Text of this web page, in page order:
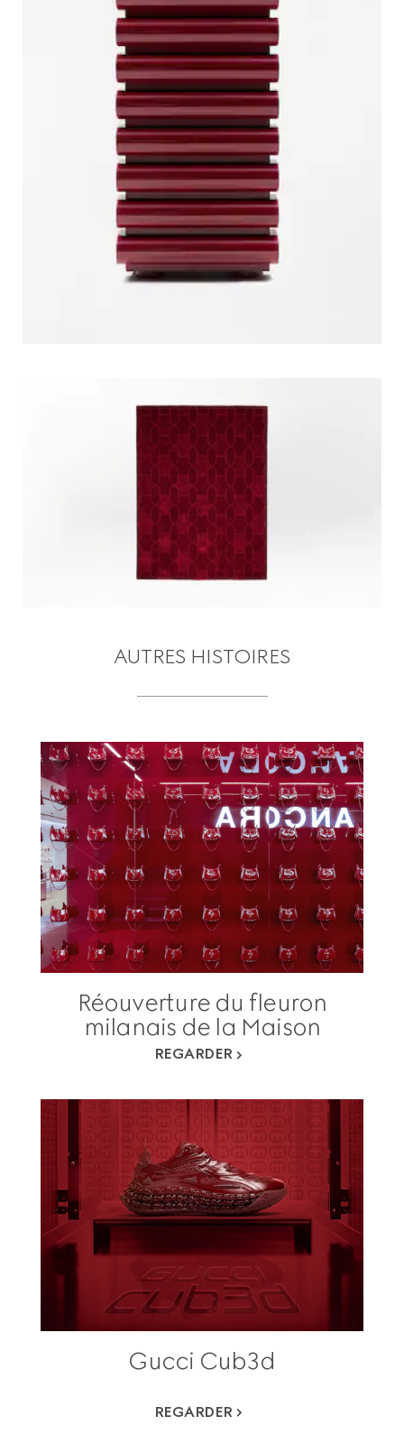
AUTRES HISTOIRES
Réouverture du fleuron
milanais de la Maison
REGARDER
Gucci Cub3d
REGARDER